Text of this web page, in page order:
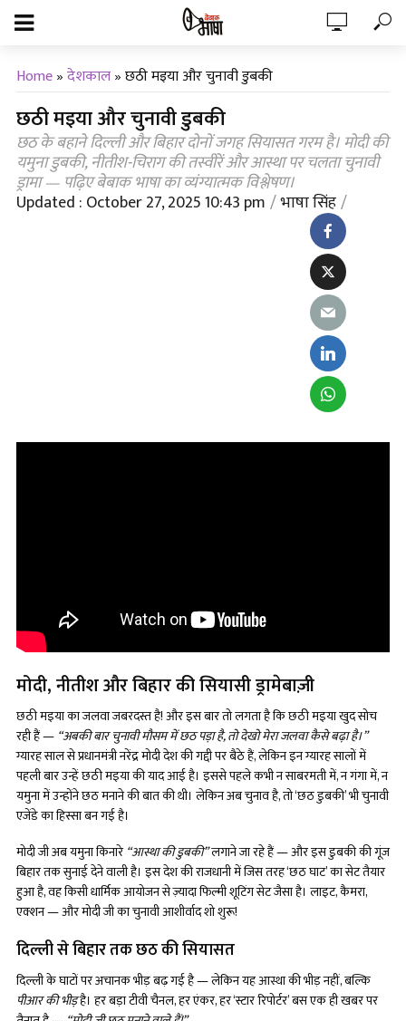
Home»देशकाल»छठी मइया और चुनावी डुबकी
छठी मइया और चुनावी डुबकी
छठ के बहाने दिल्ली और बिहार दोनों जगह सियासत गरम है। मोदी की
यमुना डुबकी, नीतीश-चिराग की तस्वीरें और आस्था पर चलता चुनावी
ड्रामा — पढ़िए बेबाक भाषा का व्यंग्यात्मक विश्लेषण।
Updated : October 27, 2025 10:43 pm भाषा सिंह
मोदी, नीतीश और बिहार की सियासी ड्रामेबाज़ी
छठी मइया का जलवा जबरदस्त है! और इस बार तो लगता है कि छठी मइया खुद सोच
रही हैं — “अबकी बार चुनावी मौसम में छठ पड़ा है, तो देखो मेरा जलवा कैसे बढ़ा है।”
ग्यारह साल से प्रधानमंत्री नरेंद्र मोदी देश की गद्दी पर बैठे हैं, लेकिन इन ग्यारह सालों में
पहली बार उन्हें छठी मइया की याद आई है। इससे पहले कभी न साबरमती में, न गंगा में, न
यमुना में उन्होंने छठ मनाने की बात की थी। लेकिन अब चुनाव है, तो ‘छठ डुबकी’ भी चुनावी
एजेंडे का हिस्सा बन गई है।
मोदी जी अब यमुना किनारे“आस्था की डुबकी”लगाने जा रहे हैं — और इस डुबकी की गूंज
बिहार तक सुनाई देने वाली है। इस देश की राजधानी में जिस तरह ‘छठ घाट’ का सेट तैयार
हुआ है, वह किसी धार्मिक आयोजन से ज़्यादा फिल्मी शूटिंग सेट जैसा है। लाइट, कैमरा,
एक्शन — और मोदी जी का चुनावी आशीर्वाद शो शुरू!
दिल्ली से बिहार तक छठ की सियासत
दिल्ली के घाटों पर अचानक भीड़ बढ़ गई है — लेकिन यह आस्था की भीड़ नहीं, बल्कि
पीआर की भीड़है। हर बड़ा टीवी चैनल, हर एंकर, हर ‘स्टार रिपोर्टर’ बस एक ही खबर पर